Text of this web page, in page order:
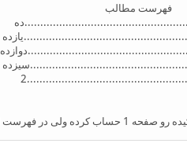
مطالب
در فهرست اشتباه مینویسه.